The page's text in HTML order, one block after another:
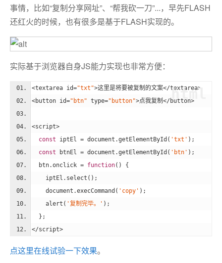
事情，比如“复制分享网址”、“帮我砍一刀”...，早先FLASH
还红火的时候，也有很多是基于FLASH实现的。
实际基于浏览器自身JS能力实现也非常方便：
<textarea id="txt">这里是将要被复制的文案</textarea>
<button id="btn" type="button">点我复制 </button>
<script>
const iptEl = document .getElementById( 'txt' );
const btnEl = document .getElementById( 'btn' );
  btn.onclick =
function( ) {
    iptEl.select();
document .execCommand( 'copy' );
    alert(
'复制完毕。' );
  };
</script>
html
点这里在线试验一下效果。